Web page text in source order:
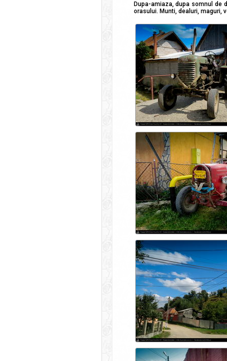
Dupa-amiaza, dupa somnul de
orasului. Munti, dealuri, maguri,